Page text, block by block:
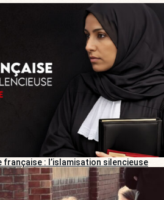
française : l’islamisation silencieuse